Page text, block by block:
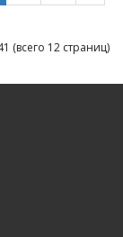
(всего 12 страниц)